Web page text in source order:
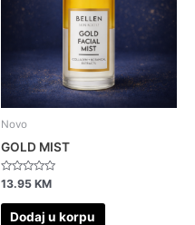
Novo
GOLD MIST
Ocjenjeno
0
od
13.95 KM
Dodaj u korpu